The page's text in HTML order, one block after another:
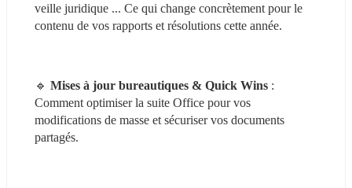
veille juridique ... Ce qui change concrètement pour le
contenu de vos rapports et résolutions cette année.
🔹 Mises à jour bureautiques & Quick Wins :
Comment optimiser la suite Office pour vos
modifications de masse et sécuriser vos documents
partagés.